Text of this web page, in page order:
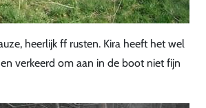
heerlijk ff rusten. Kira heeft het wel
verkeerd om aan in de boot niet fijn